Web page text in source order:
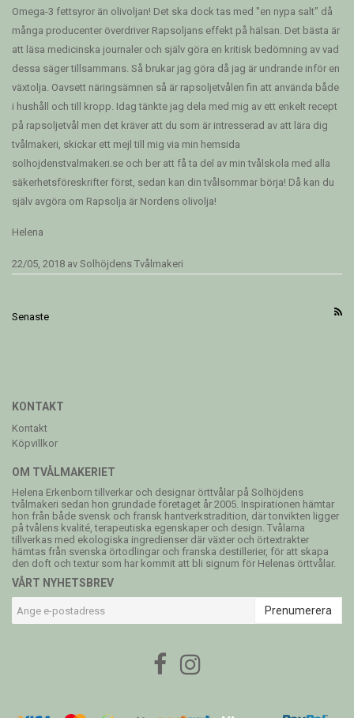
Omega-3 fettsyror än olivoljan! Det ska dock tas med "en nypa salt" då
många producenter överdriver Rapsoljans effekt på hälsan. Det bästa är
att läsa medicinska journaler och själv göra en kritisk bedömning av vad
dessa säger tillsammans. Så brukar jag göra då jag är undrande inför en
växtolja. Oavsett näringsämnen så är rapsoljetvålen fin att använda både
i hushåll och till kropp. Idag tänkte jag dela med mig av ett enkelt recept
på rapsoljetvål men det kräver att du som är intresserad av att lära dig
tvålmakeri, skickar ett mejl till mig via min hemsida
solhojdenstvalmakeri.se och ber att få ta del av min tvålskola med alla
säkerhetsföreskrifter först, sedan kan din tvålsommar börja! Då kan du
själv avgöra om Rapsolja är Nordens olivolja!
Helena
22/05, 2018 av Solhöjdens Tvålmakeri
Senaste
KONTAKT
Kontakt
Köpvillkor
OM TVÅLMAKERIET
Helena Erkenborn tillverkar och designar örttvålar på Solhöjdens
tvålmakeri sedan hon grundade företaget år 2005. Inspirationen hämtar
hon från både svensk och fransk hantverkstradition, där tonvikten ligger
på tvålens kvalité, terapeutiska egenskaper och design. Tvålarna
tillverkas med ekologiska ingredienser där växter och örtextrakter
hämtas från svenska örtodlingar och franska destillerier, för att skapa
den doft och textur som har kommit att bli signum för Helenas örttvålar.
VÅRT NYHETSBREV
Prenumerera